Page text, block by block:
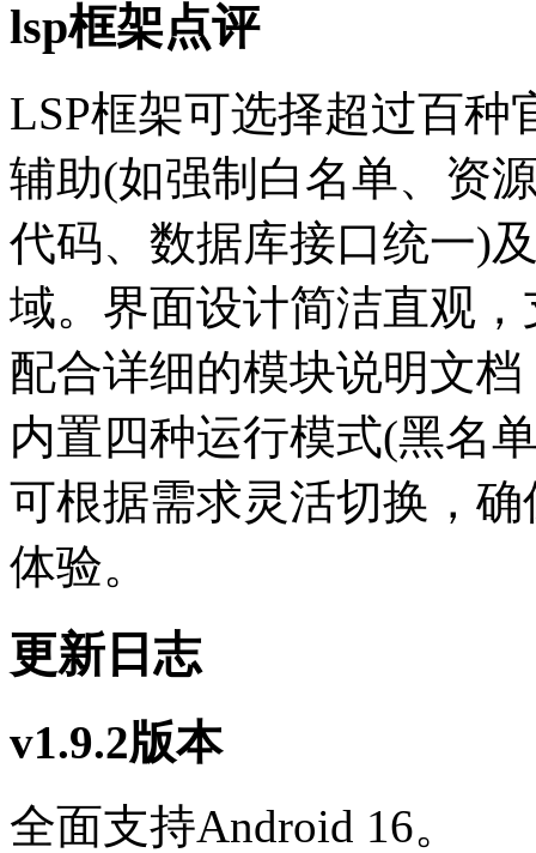
lsp框架点评
LSP框架可选择超过百
辅助(如强制白名单、资
代码、数据库接口统一)
域。界面设计简洁直观
配合详细的模块说明文
内置四种运行模式(黑名
可根据需求灵活切换，
体验。
更新日志
v1.9.2版本
全面支持Android 16。